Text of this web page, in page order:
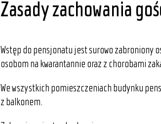
Zasady zachowania
Wstęp do pensjonatu jest surowo zabroniony
osobom na kwarantannie oraz z chorobami
We wszystkich pomieszczeniach budynku
z balkonem.